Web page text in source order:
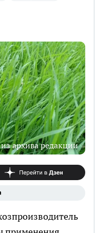
архива редакции